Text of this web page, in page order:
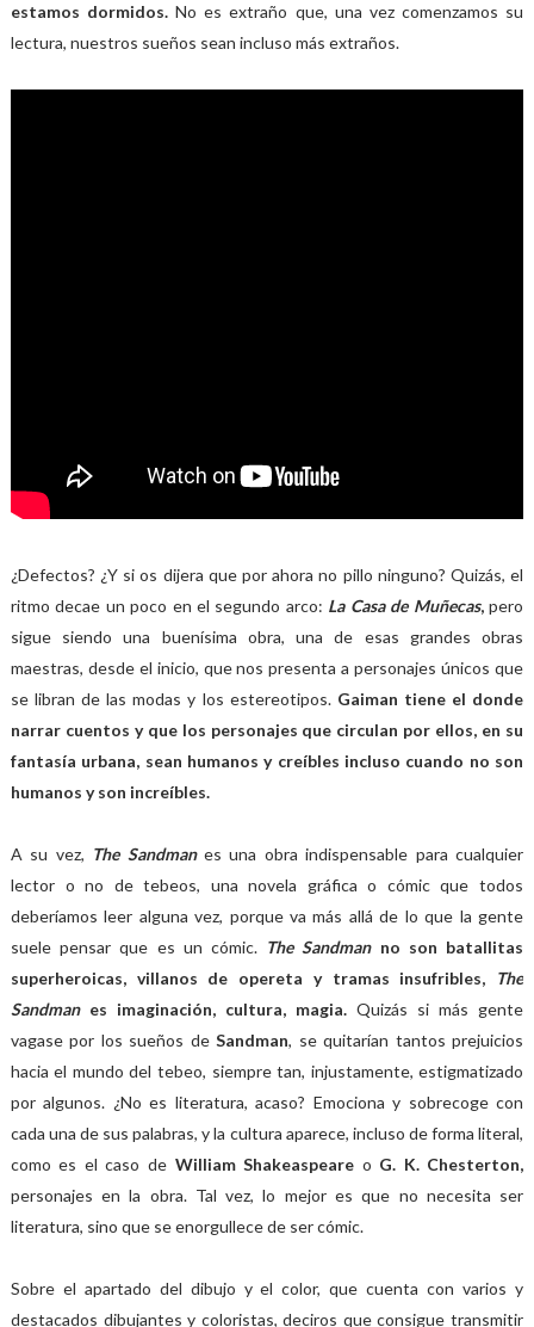
estamos dormidos.No es extraño que, una vez comenzamos su
lectura, nuestros sueños sean incluso más extraños.
¿Defectos? ¿Y si os dijera que por ahora no pillo ninguno? Quizás, el
ritmo decae un poco en el segundo arco: La Casa de Muñecas,pero
sigue siendo una buenísima obra, una de esas grandes obras
maestras, desde el inicio, que nos presenta a personajes únicos que
se libran de las modas y los estereotipos. Gaiman tiene el donde
narrar cuentos y que los personajes que circulan por ellos, en su
fantasía urbana, sean humanos y creíbles incluso cuando no son
humanos y son increíbles.
A su vez, The Sandmanes una obra indispensable para cualquier
lector o no de tebeos, una novela gráfica o cómic que todos
deberíamos leer alguna vez, porque va más allá de lo que la gente
suele pensar que es un cómic. The Sandmanno son batallitas
superheroicas, villanos de opereta y tramas insufribles,
The
Sandmanes imaginación, cultura, magia. Quizás si más gente
vagase por los sueños deSandman, se quitarían tantos prejuicios
hacia el mundo del tebeo, siempre tan, injustamente, estigmatizado
por algunos. ¿No es literatura, acaso? Emociona y sobrecoge con
cada una de sus palabras, y la cultura aparece, incluso de forma literal,
como es el caso de William Shakeaspeare o G. K. Chesterton,
personajes en la obra. Tal vez, lo mejor es que no necesita ser
literatura, sino que se enorgullece de ser cómic.
Sobre el apartado del dibujo y el color, que cuenta con varios y
destacados dibujantes y coloristas, deciros que consigue transmitir